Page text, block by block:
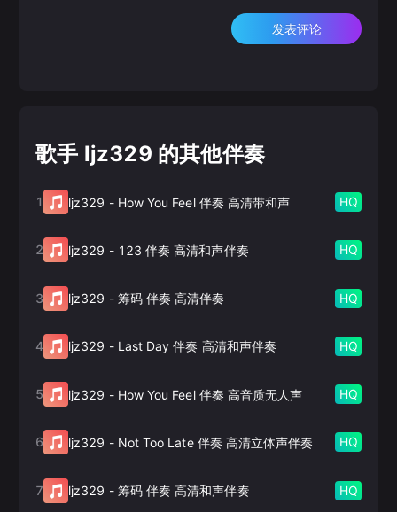
发表评论
歌手 ljz329 的其他伴奏
1 ljz329 - How You Feel 伴奏 高清带和声 HQ
2 ljz329 - 123 伴奏 高清和声伴奏 HQ
3 ljz329 - 筹码 伴奏 高清伴奏 HQ
4 ljz329 - Last Day 伴奏 高清和声伴奏 HQ
5 ljz329 - How You Feel 伴奏 高音质无人声 HQ
6 ljz329 - Not Too Late 伴奏 高清立体声伴奏 HQ
7 ljz329 - 筹码 伴奏 高清和声伴奏 HQ